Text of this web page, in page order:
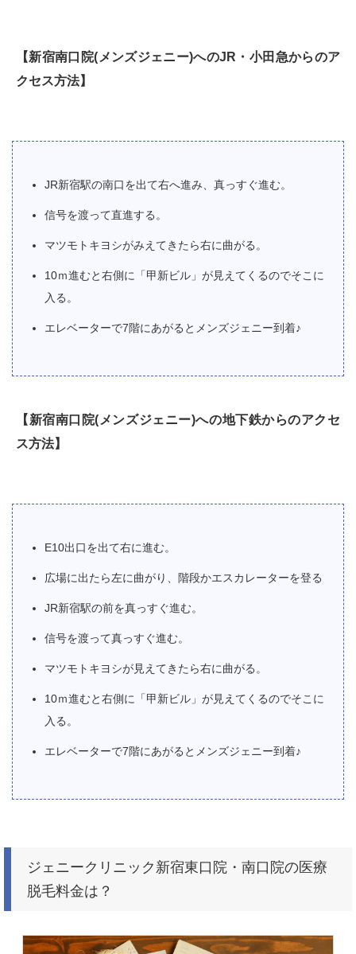
【新宿南口院(メンズジェニー)へのJR・小田急からのア
クセス方法】
JR新宿駅の南口を出て右へ進み、真っすぐ進む。
信号を渡って直進する。
マツモトキヨシがみえてきたら右に曲がる。
10ｍ進むと右側に「甲新ビル」が見えてくるのでそこに
入る。
エレベーターで7階にあがるとメンズジェニー到着♪
【新宿南口院(メンズジェニー)への地下鉄からのアクセ
ス方法】
E10出口を出て右に進む。
広場に出たら左に曲がり、階段かエスカレーターを登る
JR新宿駅の前を真っすぐ進む。
信号を渡って真っすぐ進む。
マツモトキヨシが見えてきたら右に曲がる。
10ｍ進むと右側に「甲新ビル」が見えてくるのでそこに
入る。
エレベーターで7階にあがるとメンズジェニー到着♪
ジェニークリニック新宿東口院・南口院の医療
脱毛料金は？